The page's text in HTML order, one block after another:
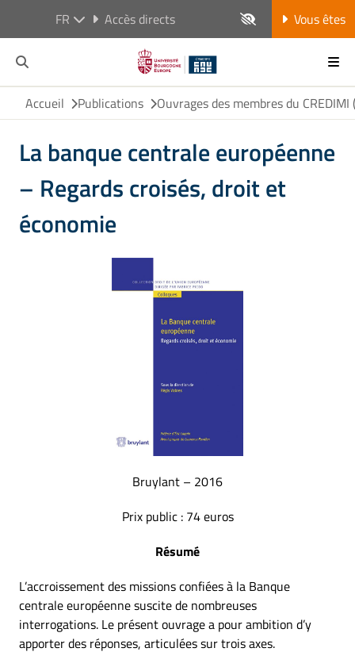
FR Accès directs Vous êtes
Accueil Publications Ouvrages des membres du
La banque centrale européenne
– Regards croisés, droit et
économie
Bruylant – 2016
Prix public : 74 euros
Résumé
L’accroissement des missions confiées à la Banque
centrale européenne suscite de nombreuses
interrogations. Le présent ouvrage a pour ambition d’y
apporter des réponses, articulées sur trois axes.